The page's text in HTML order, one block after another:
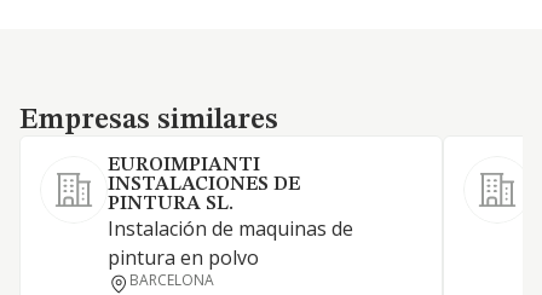
Empresas similares
Empresas similares
EUROIMPIANTI
INSTALACIONES DE
PINTURA SL.
Instalación de maquinas de
pintura en polvo
BARCELONA